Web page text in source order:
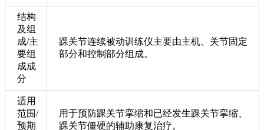
结构
及组
成/主
要组
成成
分
踝关节连续被动训练仪主要由主机、关节固定
部分和控制部分组成。
适用
范围/
预期
用于预防踝关节挛缩和已经发生踝关节挛缩、
踝关节僵硬的辅助康复治疗。